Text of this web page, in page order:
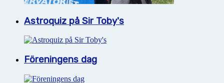
Astroquiz på Sir Toby's
Föreningens dag